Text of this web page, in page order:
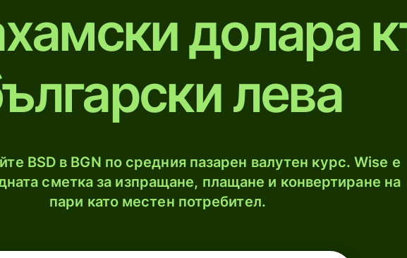
долара
левa
BSD в BGN по средния пазарен валутен курс. Wise е
сметка за изпращане, плащане и конвертиране на
пари като местен потребител.